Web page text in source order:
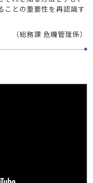
ことの重要性を再認識す
（総務課 危機管理係）